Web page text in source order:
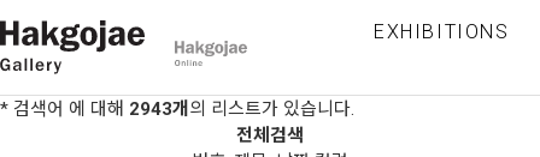
EXHIBITIONS
* 검색어 에 대해 2943개 의 리스트가 있습니다.
전체검색